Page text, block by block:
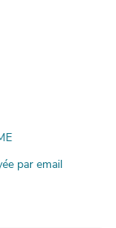
par email